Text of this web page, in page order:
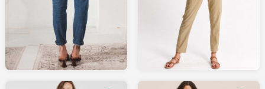
109
LEPANTALON.fr
85.48
MOLLYBRACKEN.fr